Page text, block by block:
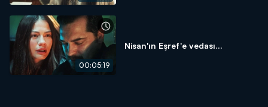
00:05:19
Nisan'ın Eşref'e vedası...